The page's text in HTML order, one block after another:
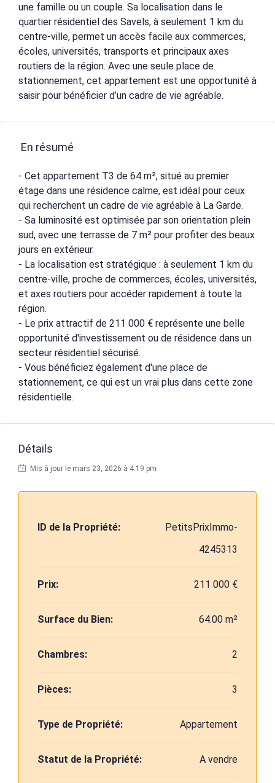
une famille ou un couple. Sa localisation dans le
quartier résidentiel des Savels, à seulement 1 km du
centre-ville, permet un accès facile aux commerces,
écoles, universités, transports et principaux axes
routiers de la région. Avec une seule place de
stationnement, cet appartement est une opportunité à
saisir pour bénéficier d’un cadre de vie agréable.
En résumé
- Cet appartement T3 de 64 m², situé au premier
étage dans une résidence calme, est idéal pour ceux
qui recherchent un cadre de vie agréable à La Garde.
- Sa luminosité est optimisée par son orientation plein
sud, avec une terrasse de 7 m² pour profiter des beaux
jours en extérieur.
- La localisation est stratégique : à seulement 1 km du
centre-ville, proche de commerces, écoles, universités,
et axes routiers pour accéder rapidement à toute la
région.
- Le prix attractif de 211 000 € représente une belle
opportunité d'investissement ou de résidence dans un
secteur résidentiel sécurisé.
- Vous bénéficiez également d'une place de
stationnement, ce qui est un vrai plus dans cette zone
résidentielle.
Détails
Mis à jour le mars 23, 2026 à 4:19 pm
ID de la Propriété:
PetitsPrixImmo-
4245313
Prix: 211 000 €
Surface du Bien: 64.00 m²
Chambres: 2
Pièces: 3
Type de Propriété: Appartement
Statut de la Propriété: A vendre